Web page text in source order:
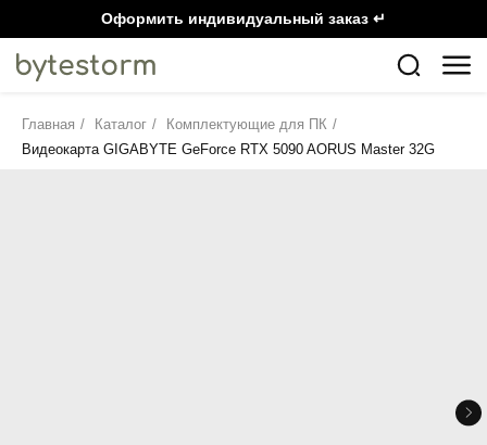
Оформить индивидуальный заказ ↵
Главная / Каталог / Комплектующие для ПК /
Видеокарта GIGABYTE GeForce RTX 5090 AORUS Master 32G